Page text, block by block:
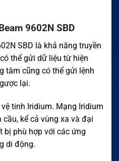
9602N SBD
SBD là khả năng truyền
thể gửi dữ liệu từ hiện
tâm cũng có thể gửi lệnh
lại.
tinh Iridium. Mạng Iridium
kể cả vùng xa và đại
bị phù hợp với các ứng
di động.